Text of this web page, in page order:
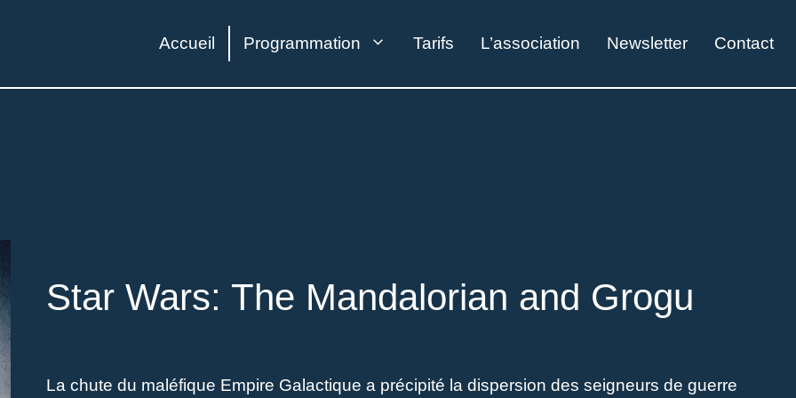
Accueil Programmation Tarifs L’association Newsletter Contact
Star Wars: The Mandalorian and Grogu
La chute du maléfique Empire Galactique a précipité la dispersion des seigneurs de guerre